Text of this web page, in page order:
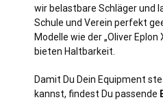
wir belastbare Schläger und
Schule und Verein perfekt
Modelle wie der „Oliver
bieten Haltbarkeit.
Damit Du Dein Equipment
kannst, findest Du passende